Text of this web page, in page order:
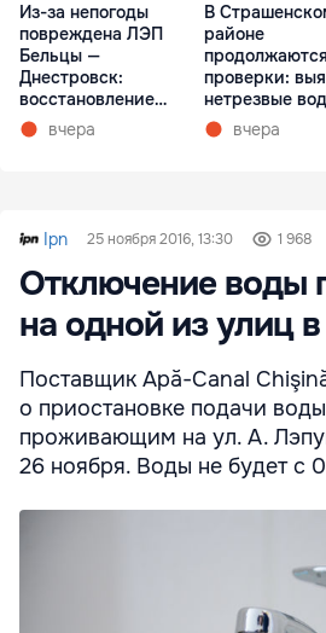
Из-за непогоды
повреждена ЛЭП
Бельцы —
Днестровск:
восстановление
займет более недели
вчера
В
районе
продолжаются
проверки:
нетрезвые
вчера
Ipn 25 ноября 2016, 13:30 1 968
Отключение воды
на одной из улиц
Поставщик Apă-Canal
о приостановке подачи
проживающим на ул. А.
26 ноября. Воды не будет с